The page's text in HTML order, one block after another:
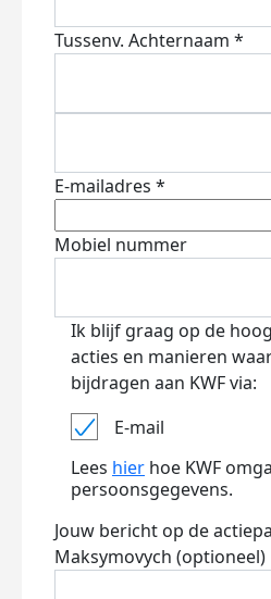
Tussenv. Achternaam *
E-mailadres *
Mobiel nummer
Ik blijf graag op de
acties en manieren
bijdragen aan KWF via:
E-mail
Lees hier hoe KWF
persoonsgegevens.
Jouw bericht op de
Maksymovych (optioneel)